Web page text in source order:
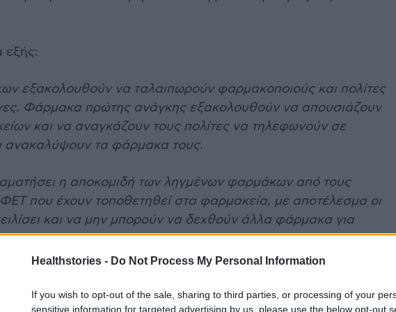
Healthstories - Do Not Process My Personal Information
If you wish to opt-out of the sale, sharing to third parties, or processing of your
sensitive information for targeted advertising by us, please use the below opt-out
εξής:
εξακολουθούν να ταλαιπωρούν φαρμακοποιούς και πολίτες
Φάρμακα πρώτης ανάγκης εξακολουθούν να απουσιάζουν
και να αναγκάζουν τους πολίτες να τηλεφωνούν σε
ανακαλύψουν τα φάρμακα τους.
η αποκομιδή των ληγμένων φαρμάκων από τους
που έχουν τοποθετηθεί στα φαρμακεία, με αποτέλεσμα οι
και να μην μπορούν να δεχθούν άλλα φάρμακα για
αποτελούν κίνδυνο για την δημόσια υγεία και καλούνται οι
υγείας να παρέμβουν άμεσα για επίλυση του